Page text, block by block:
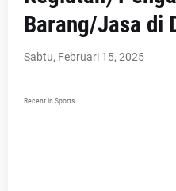
Barang/Jasa di
Sabtu, Februari 15, 2025
Recent in Sports